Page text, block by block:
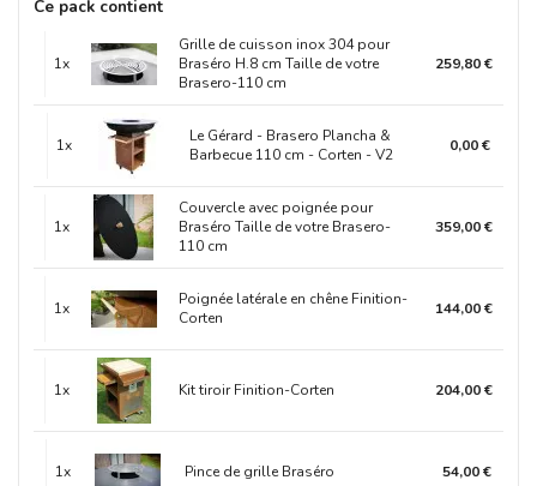
Ce pack contient
1x
Grille de cuisson inox 304 pour
Braséro H.8 cm Taille de votre
Brasero-110 cm
259,80 €
1x
Le Gérard - Brasero Plancha &
Barbecue 110 cm - Corten - V2
0,00 €
1x
Couvercle avec poignée pour
Braséro Taille de votre Brasero-
110 cm
359,00 €
1x
Poignée latérale en chêne Finition-
Corten
144,00 €
1x Kit tiroir Finition-Corten 204,00 €
1x Pince de grille Braséro 54,00 €